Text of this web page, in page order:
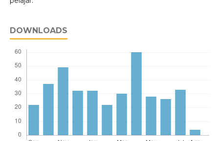
DOWNLOADS